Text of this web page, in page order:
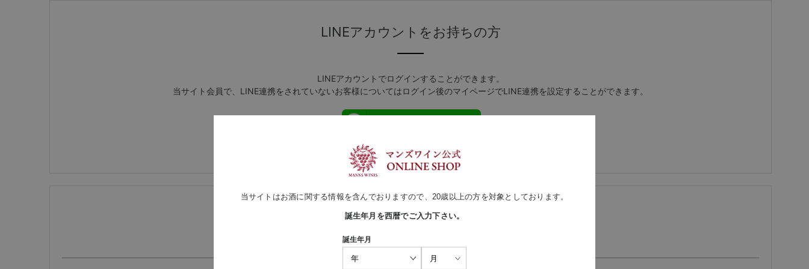
LINEアカウントをお持ちの方
LINEアカウントでログインすることができます。
当サイト会員で、LINE連携をされていないお客様についてはログイン後のマイページでLINE連携を設定することができます。
ログインしたままにする
Amazonアカウントをお持ちの方
当サイトはお酒に関する情報を含んでおりますので、20歳以上の方を対象としております。
誕生年月を西暦でご入力下さい。
誕生年月